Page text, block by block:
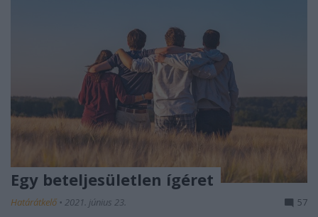
Egy beteljesületlen ígéret
Határátkelő • 2021. június 23. 57